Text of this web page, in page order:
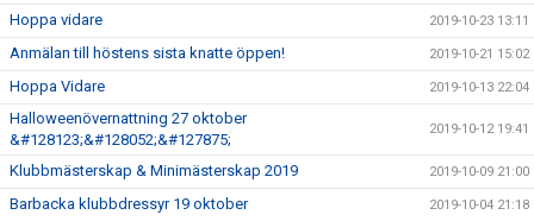
Hoppa vidare 2019-10-23 13:11
Anmälan till höstens sista knatte öppen! 2019-10-21 15:02
Hoppa Vidare 2019-10-13 22:04
Halloweenövernattning 27 oktober
&#128123;&#128052;&#127875;
2019-10-12 19:41
Klubbmästerskap & Minimästerskap 2019 2019-10-09 21:00
Barbacka klubbdressyr 19 oktober 2019-10-04 21:18